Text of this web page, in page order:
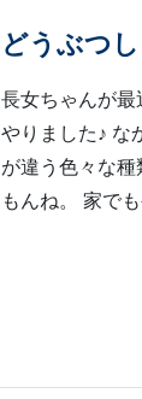
どうぶつ
長女ちゃんが
やりました♪ な
が違う色々な
もんね。 家で